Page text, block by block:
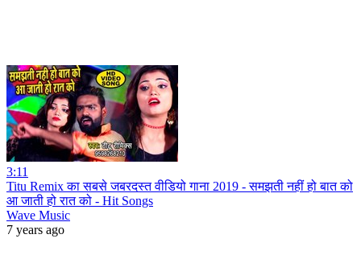
3:11
Titu Remix का सबसे जबरदस्त वीडियो गाना 2019 - समझती नहीं हो बात को
आ जाती हो रात को - Hit Songs
Wave Music
7 years ago